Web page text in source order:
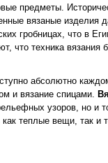
предметы.
вязаные изделия
гробницах, что в
что техника вязания
абсолютно
и вязание спицами.
узоров, но и
теплые вещи, так и